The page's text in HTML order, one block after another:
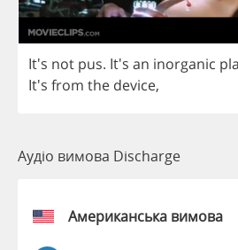
It's not pus. It's an inorganic
It's from the device,
Аудіо вимова Discharge
Американська вимова